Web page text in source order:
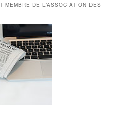
MEMBRE DE L’ASSOCIATION DES